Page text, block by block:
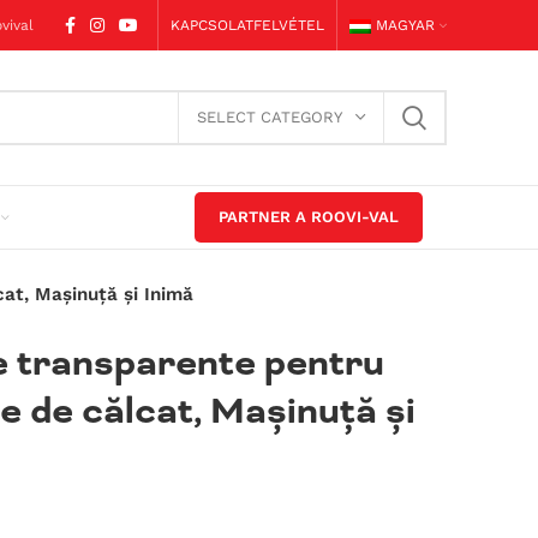
KAPCSOLATFELVÉTEL MAGYAR
SELECT CATEGORY
PARTNER A ROOVI-VAL
Mașinuță și Inimă
transparente pentru
de călcat, Mașinuță și